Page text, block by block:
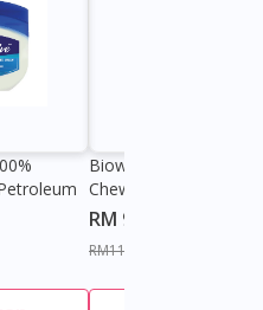
Biowell Zeero 200mg
Chewable Tablet
RM 9.80
RM11.27